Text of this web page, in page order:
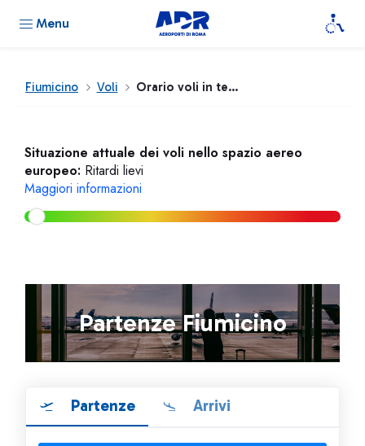
Menu
Fiumicino Voli Orario voli in tempo reale
Situazione attuale dei voli nello spazio aereo
europeo: Ritardi lievi
Maggiori informazioni
Partenze Fiumicino
Partenze Arrivi